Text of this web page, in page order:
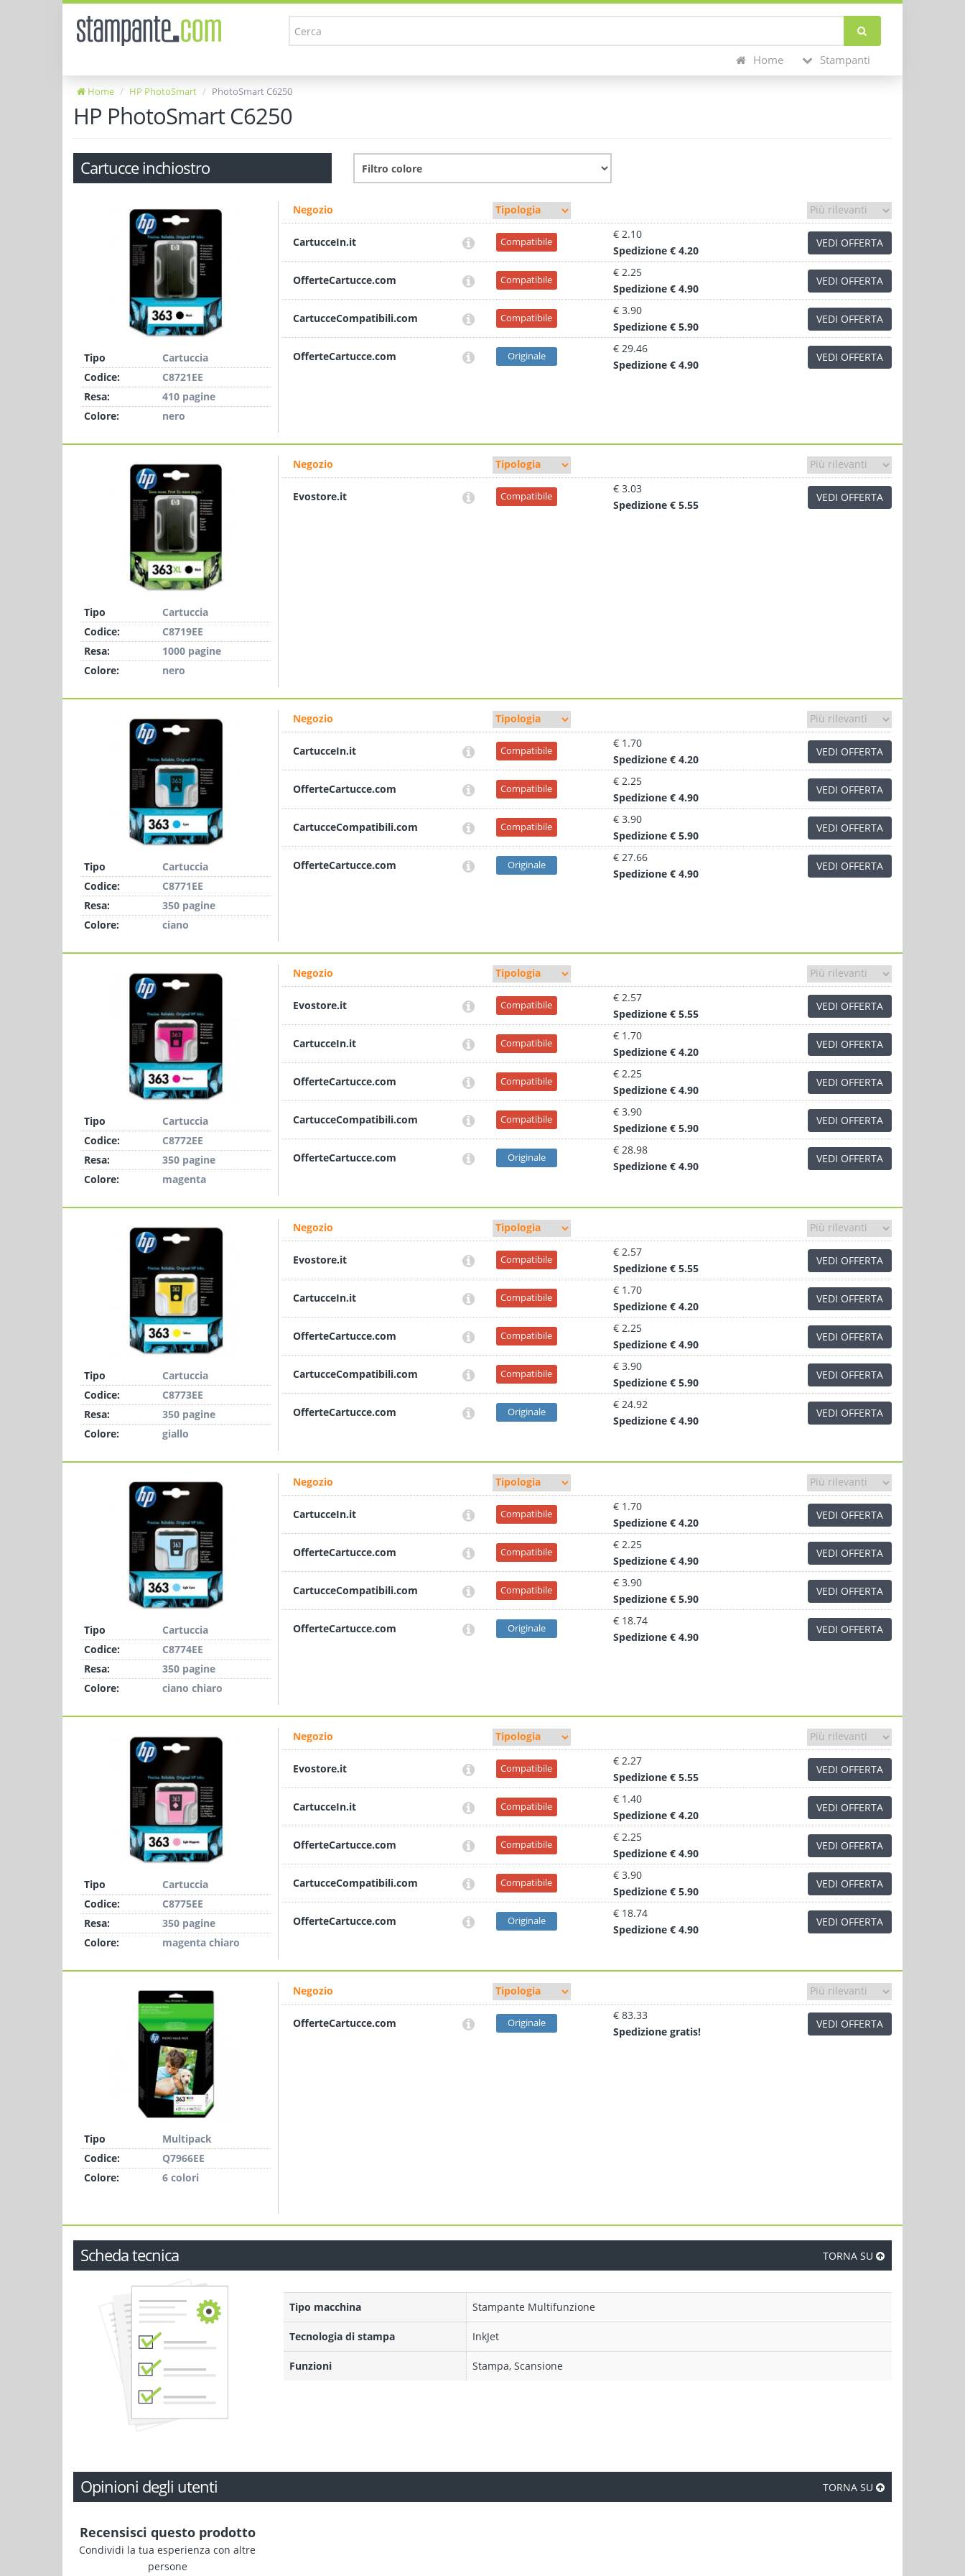
Home Stampanti
Home HP PhotoSmart PhotoSmart C6250
HP PhotoSmart C6250
Cartucce inchiostro
Tipo
Cartuccia
Codice:
C8721EE
Resa:
410 pagine
Colore:
nero
Negozio
CartucceIn.it Compatibile
€ 2.10
Spedizione € 4.20
VEDI OFFERTA
OfferteCartucce.com Compatibile
€ 2.25
Spedizione € 4.90
VEDI OFFERTA
CartucceCompatibili.com Compatibile
€ 3.90
Spedizione € 5.90
VEDI OFFERTA
OfferteCartucce.com Originale
€ 29.46
Spedizione € 4.90
VEDI OFFERTA
Tipo
Cartuccia
Codice:
C8719EE
Resa:
1000 pagine
Colore:
nero
Negozio
Evostore.it Compatibile
€ 3.03
Spedizione € 5.55
VEDI OFFERTA
Tipo
Cartuccia
Codice:
C8771EE
Resa:
350 pagine
Colore:
ciano
Negozio
CartucceIn.it Compatibile
€ 1.70
Spedizione € 4.20
VEDI OFFERTA
OfferteCartucce.com Compatibile
€ 2.25
Spedizione € 4.90
VEDI OFFERTA
CartucceCompatibili.com Compatibile
€ 3.90
Spedizione € 5.90
VEDI OFFERTA
OfferteCartucce.com Originale
€ 27.66
Spedizione € 4.90
VEDI OFFERTA
Tipo
Cartuccia
Codice:
C8772EE
Resa:
350 pagine
Colore:
magenta
Negozio
Evostore.it Compatibile
€ 2.57
Spedizione € 5.55
VEDI OFFERTA
CartucceIn.it Compatibile
€ 1.70
Spedizione € 4.20
VEDI OFFERTA
OfferteCartucce.com Compatibile
€ 2.25
Spedizione € 4.90
VEDI OFFERTA
CartucceCompatibili.com Compatibile
€ 3.90
Spedizione € 5.90
VEDI OFFERTA
OfferteCartucce.com Originale
€ 28.98
Spedizione € 4.90
VEDI OFFERTA
Tipo
Cartuccia
Codice:
C8773EE
Resa:
350 pagine
Colore:
giallo
Negozio
Evostore.it Compatibile
€ 2.57
Spedizione € 5.55
VEDI OFFERTA
CartucceIn.it Compatibile
€ 1.70
Spedizione € 4.20
VEDI OFFERTA
OfferteCartucce.com Compatibile
€ 2.25
Spedizione € 4.90
VEDI OFFERTA
CartucceCompatibili.com Compatibile
€ 3.90
Spedizione € 5.90
VEDI OFFERTA
OfferteCartucce.com Originale
€ 24.92
Spedizione € 4.90
VEDI OFFERTA
Tipo
Cartuccia
Codice:
C8774EE
Resa:
350 pagine
Colore:
ciano chiaro
Negozio
CartucceIn.it Compatibile
€ 1.70
Spedizione € 4.20
VEDI OFFERTA
OfferteCartucce.com Compatibile
€ 2.25
Spedizione € 4.90
VEDI OFFERTA
CartucceCompatibili.com Compatibile
€ 3.90
Spedizione € 5.90
VEDI OFFERTA
OfferteCartucce.com Originale
€ 18.74
Spedizione € 4.90
VEDI OFFERTA
Tipo
Cartuccia
Codice:
C8775EE
Resa:
350 pagine
Colore:
magenta chiaro
Negozio
Evostore.it Compatibile
€ 2.27
Spedizione € 5.55
VEDI OFFERTA
CartucceIn.it Compatibile
€ 1.40
Spedizione € 4.20
VEDI OFFERTA
OfferteCartucce.com Compatibile
€ 2.25
Spedizione € 4.90
VEDI OFFERTA
CartucceCompatibili.com Compatibile
€ 3.90
Spedizione € 5.90
VEDI OFFERTA
OfferteCartucce.com Originale
€ 18.74
Spedizione € 4.90
VEDI OFFERTA
Tipo
Multipack
Codice:
Q7966EE
Colore:
6 colori
Negozio
OfferteCartucce.com Originale
€ 83.33
Spedizione gratis!
VEDI OFFERTA
Scheda tecnica TORNA SU
Tipo macchina Stampante Multifunzione
Tecnologia di stampa InkJet
Funzioni Stampa, Scansione
Opinioni degli utenti TORNA SU
Recensisci questo prodotto
Condividi la tua esperienza con altre
persone